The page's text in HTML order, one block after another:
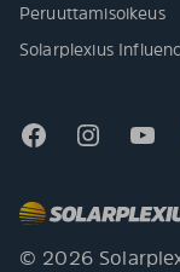
Peruuttamisoikeus
Solarplexius
© 2026